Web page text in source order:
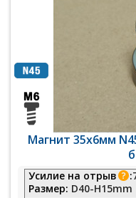
Магнит 35х6мм
Усилие на отрыв :
Размер: D40-H15mm